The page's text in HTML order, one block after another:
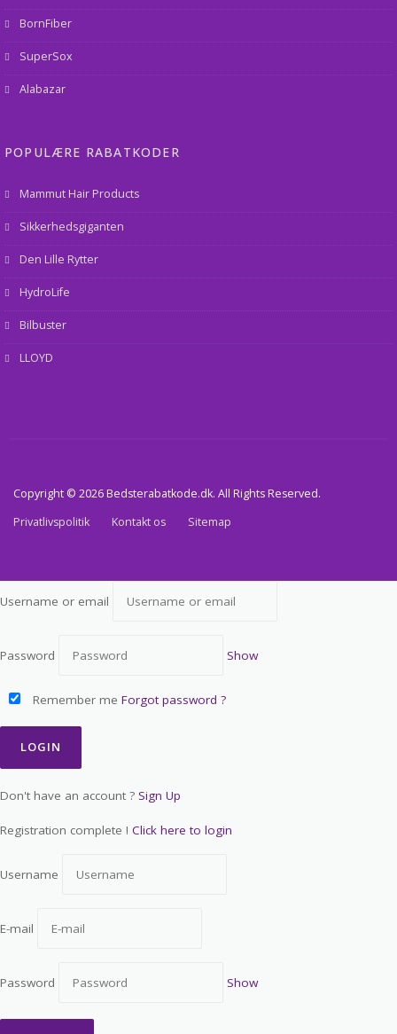
BornFiber
SuperSox
Alabazar
POPULÆRE RABATKODER
Mammut Hair Products
Sikkerhedsgiganten
Den Lille Rytter
HydroLife
Bilbuster
LLOYD
Copyright © 2026 Bedsterabatkode.dk. All Rights Reserved.
Privatlivspolitik
Kontakt os Sitemap
Username or email
Password Show
Remember me Forgot password ?
Don't have an account ? Sign Up
Registration complete ! Click here to login
Username
E-mail
Password Show